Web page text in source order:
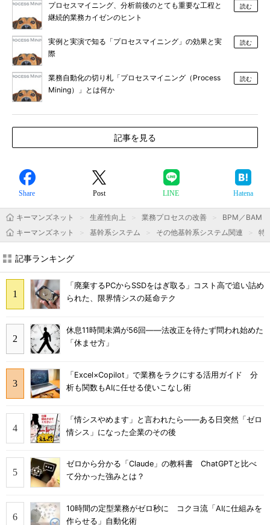
プロセスマイニング、分析前後のとても重要な工程と
継続的業務カイゼンのヒント
読む
実例と実演で知る「プロセスマイニング」の効果と実
際
読む
業務自動化の切り札「プロセスマイニング（Process
Mining）」とは何か
読む
記事を見る
Share Post LINE Hatena
キーマンズネット 生産性向上 業務プロセスの改善
BPM／BAM
キーマンズネット
基幹系システム その他基幹系システム関連 特
記事ランキング
「廃棄するPCからSSDをはぎ取る」コスト高で追い詰め
られた、限界情シスの延命テク
休息11時間未満が56回――法改正を待たず問われ始めた
「休ませ方」
「Excel×Copilot」で業務をラクにする活用ガイド 分
析も関数もAIに任せる使いこなし術
「情シスやめます」と言われたら――ある日突然「ゼロ
情シス」になった企業のその後
ゼロから分かる「Claude」の教科書 ChatGPTと比べ
て分かった強みとは？
10時間の定型業務がゼロ秒に コクヨ流「AIに仕組みを
作らせる」自動化術